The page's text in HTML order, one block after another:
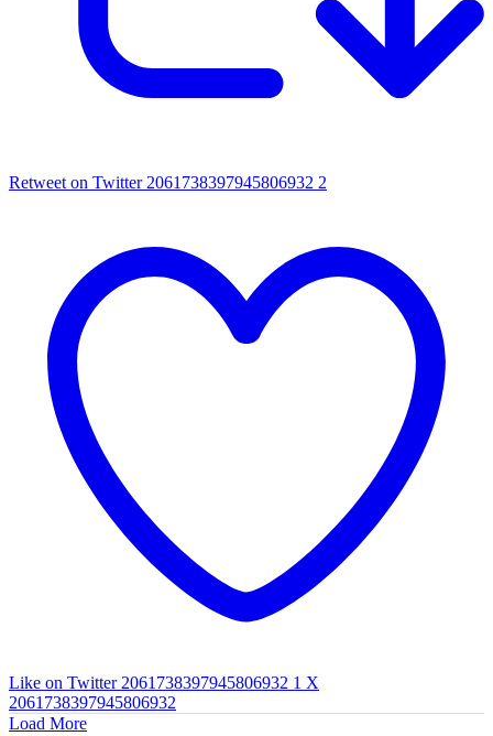
Retweet on Twitter 2061738397945806932 2
Like on Twitter 2061738397945806932 1 X
2061738397945806932
Load More